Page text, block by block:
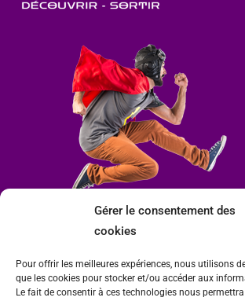
Gérer le consentement des
cookies
Pour offrir les meilleures expériences, nous utilisons
que les cookies pour stocker et/ou accéder aux
Le fait de consentir à ces technologies nous